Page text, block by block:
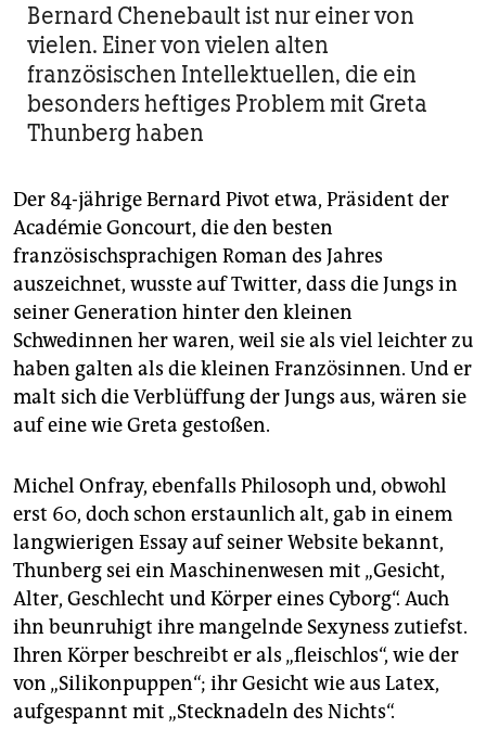
Bernard Chenebault ist nur einer von
vielen. Einer von vielen alten
französischen Intellektuellen, die ein
besonders heftiges Problem mit Greta
Thunberg haben
Der 84-jährige Bernard Pivot etwa, Präsident der
Académie Goncourt, die den besten
französischsprachigen Roman des Jahres
auszeichnet, wusste auf Twitter, dass die Jungs in
seiner Generation hinter den kleinen
Schwedinnen her waren, weil sie als viel leichter zu
haben galten als die kleinen Französinnen. Und er
malt sich die Verblüffung der Jungs aus, wären sie
auf eine wie Greta gestoßen.
Michel Onfray, ebenfalls Philosoph und, obwohl
erst 60, doch schon erstaunlich alt, gab in einem
langwierigen Essay auf seiner Website bekannt,
Thunberg sei ein Maschinenwesen mit „Gesicht,
Alter, Geschlecht und Körper eines Cyborg“. Auch
ihn beunruhigt ihre mangelnde Sexyness zutiefst.
Ihren Körper beschreibt er als „fleischlos“, wie der
von „Silikonpuppen“; ihr Gesicht wie aus Latex,
aufgespannt mit „Stecknadeln des Nichts“.